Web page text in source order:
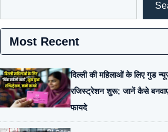
Most Recent
दिल्ली की महिलाओं के लिए गुड
रजिस्ट्रेशन शुरू; जानें कैसे
फायदे